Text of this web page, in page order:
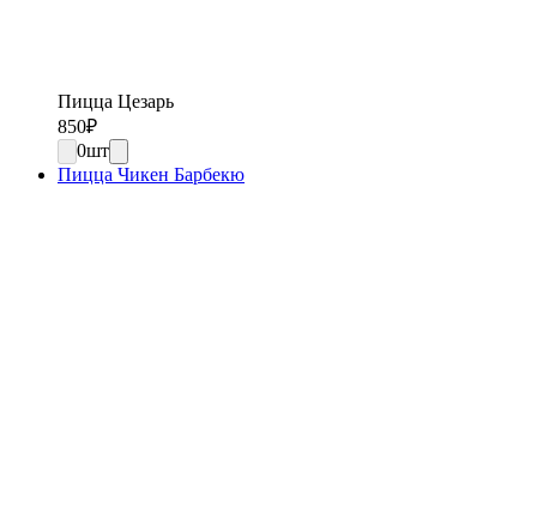
Пицца Цезарь
850₽
0шт
Пицца Чикен Барбекю